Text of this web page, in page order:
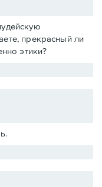
прекрасный ли
этики?